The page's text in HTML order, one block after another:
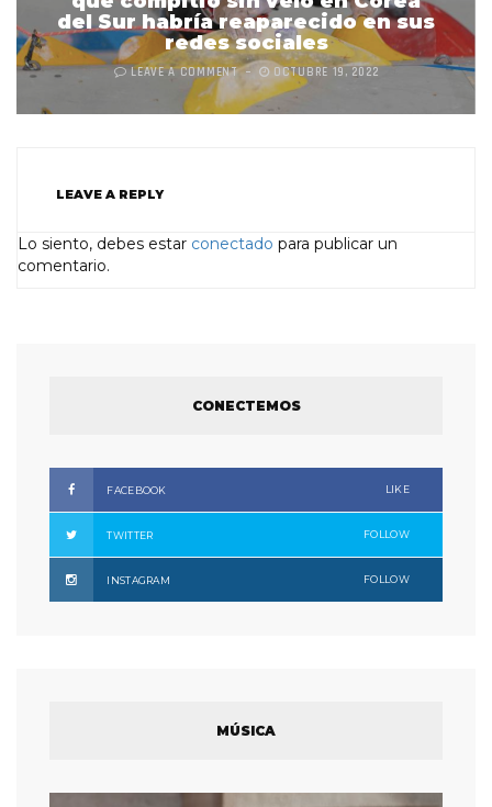
del Sur habría reaparecido en sus
redes sociales
LEAVE A COMMENT OCTUBRE 19, 2022
LEAVE A REPLY
Lo siento, debes estar conectado para publicar un
comentario.
CONECTEMOS
FACEBOOK LIKE
TWITTER FOLLOW
INSTAGRAM FOLLOW
MÚSICA